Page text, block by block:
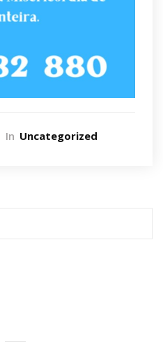
emIn Uncategorized